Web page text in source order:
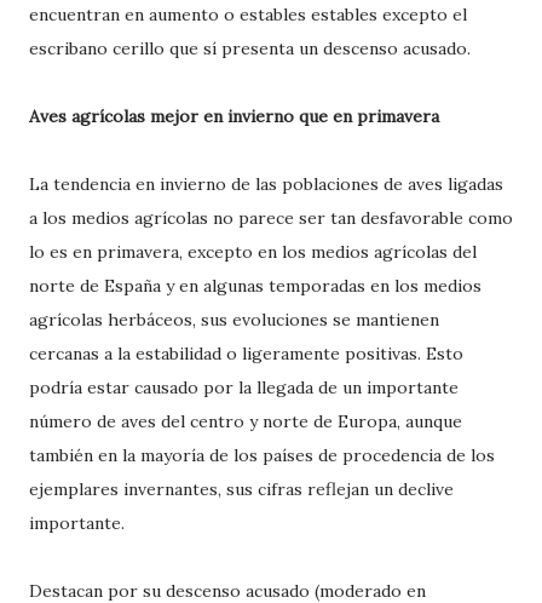
encuentran en aumento o estables estables excepto el
escribano cerillo que sí presenta un descenso acusado.
Aves agrícolas mejor en invierno que en primavera
La tendencia en invierno de las poblaciones de aves ligadas
a los medios agrícolas no parece ser tan desfavorable como
lo es en primavera, excepto en los medios agrícolas del
norte de España y en algunas temporadas en los medios
agrícolas herbáceos, sus evoluciones se mantienen
cercanas a la estabilidad o ligeramente positivas. Esto
podría estar causado por la llegada de un importante
número de aves del centro y norte de Europa, aunque
también en la mayoría de los países de procedencia de los
ejemplares invernantes, sus cifras reflejan un declive
importante.
Destacan por su descenso acusado (moderado en